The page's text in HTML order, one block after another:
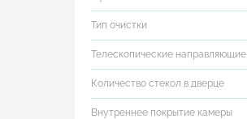
Тип очистки
Телескопические направляющие
Количество стекол в дверце
Внутреннее покрытие камеры